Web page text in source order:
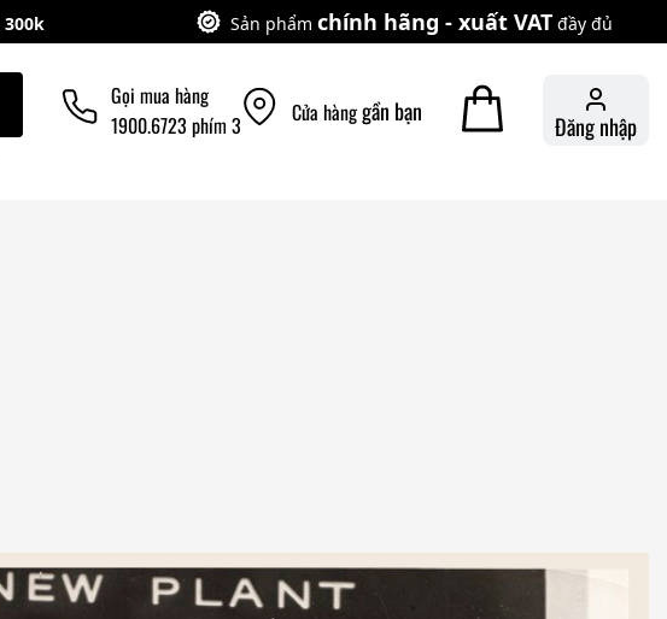
300k Sản phẩm chính hãng - xuất VAT đầy đủ
Gọi mua hàng
1900.6723 phím 3
Cửa hànggần bạn Đăng nhập